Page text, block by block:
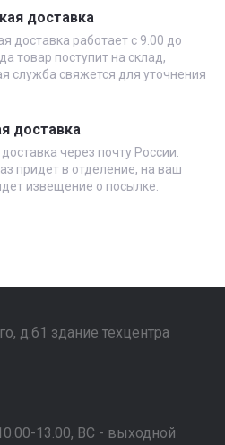
доставка
доставка работает с 9.00 до
товар поступит на склад,
служба свяжется для уточнения
доставка
через почту России.
придет в отделение, на ваш
извещение о посылке.
д.61 здание техцентра
13.00, ВС - выходной